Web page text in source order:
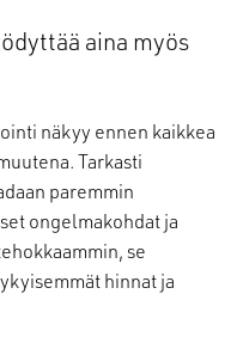
aina myös
näkyy ennen kaikkea
Tarkasti
paremmin
ongelmakohdat ja
se
hinnat ja